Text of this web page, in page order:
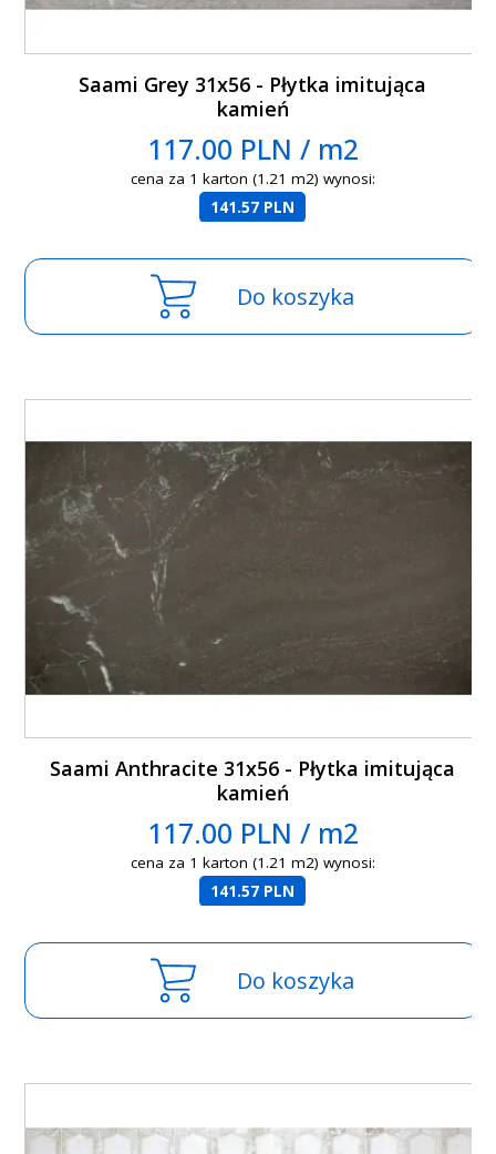
Saami Grey 31x56 - Płytka imitująca
kamień
117.00 PLN / m2
cena za 1 karton (1.21 m2) wynosi:
141.57 PLN
Do koszyka
Saami Anthracite 31x56 - Płytka imitująca
kamień
117.00 PLN / m2
cena za 1 karton (1.21 m2) wynosi:
141.57 PLN
Do koszyka